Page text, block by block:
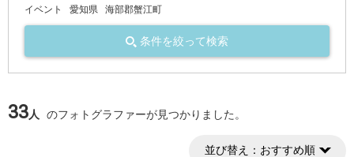
イベント 愛知県 海部郡蟹江町
条件を絞って検索
33人 のフォトグラファーが見つかりました。
並び替え： おすすめ順